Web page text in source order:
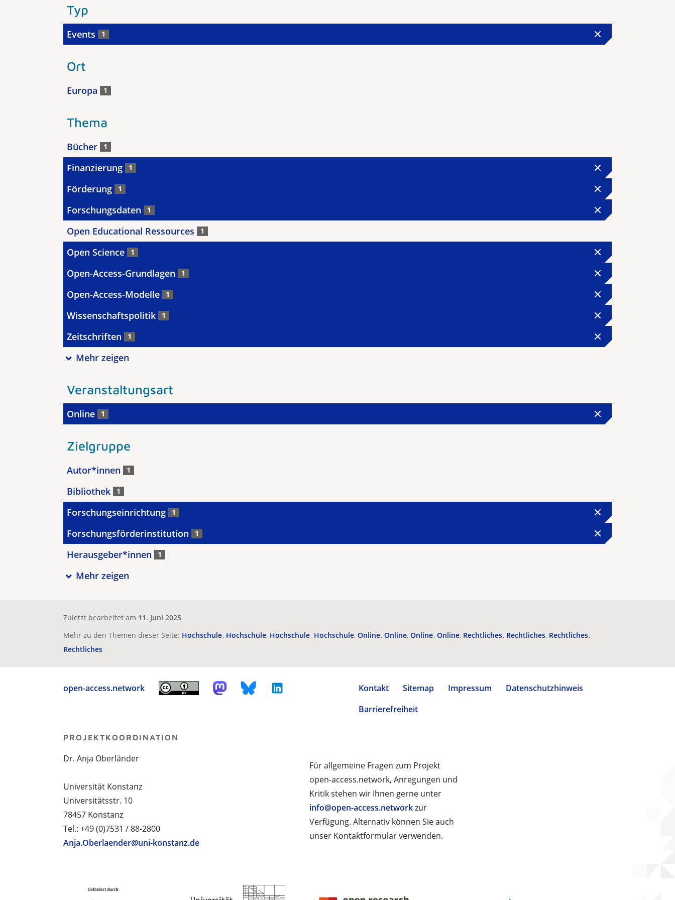
Typ
Events 1
Ort
Europa 1
Thema
Bücher 1
Finanzierung 1
Förderung 1
Forschungsdaten 1
Open Educational Ressources 1
Open Science 1
Open-Access-Grundlagen 1
Open-Access-Modelle 1
Wissenschaftspolitik 1
Zeitschriften 1
Mehr zeigen
Veranstaltungsart
Online 1
Zielgruppe
Autor*innen 1
Bibliothek 1
Forschungseinrichtung 1
Forschungsförderinstitution 1
Herausgeber*innen 1
Mehr zeigen
Zuletzt bearbeitet am 11. Juni 2025
Mehr zu den Themen dieser Seite: Hochschule Hochschule Hochschule Hochschule Online Online Online Online Rechtliches Rechtliches Rechtliches
Rechtliches
open-access.network Kontakt Sitemap Impressum
Datenschutzhinweis
Barrierefreiheit
Für allgemeine Fragen zum Projekt
open-access.network, Anregungen und
Kritik stehen wir Ihnen gerne unter
info@open-access.networkzur
Verfügung. Alternativ können Sie auch
unser Kontaktformular verwenden.
PROJEKTKOORDINATION
Dr. Anja Oberländer
Universität Konstanz
Universitätsstr. 10
78457 Konstanz
Tel.: +49 (0)7531 / 88-2800
Anja.Oberlaender@uni-konstanz.de